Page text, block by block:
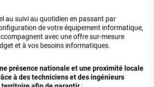
au suivi au quotidien en passant par
de votre équipement informatique,
avec une offre sur-mesure
et à vos besoins informatiques.
présence nationale et une proximité locale
à des techniciens et des ingénieurs